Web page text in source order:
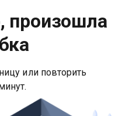
произошла
или повторить